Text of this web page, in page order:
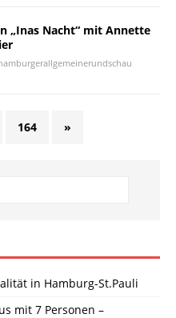
„Inas Nacht“ mit Annette
164 »
in Hamburg-St.Pauli
mit 7 Personen –